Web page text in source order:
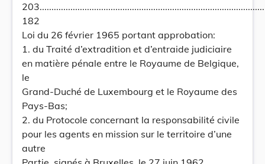
182
Loi du 26 février 1965 portant approbation:
1. du Traité d’extradition et d’entraide judiciaire
en matière pénale entre le Royaume de Belgique,
le
Grand-Duché de Luxembourg et le Royaume des
Pays-Bas;
2. du Protocole concernant la responsabilité civile
pour les agents en mission sur le territoire d’une
autre